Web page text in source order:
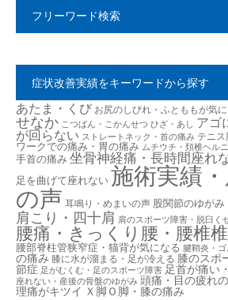
フリーワード検索
症状改善実績をキーワードから探す
あたま・くび お尻のしびれ・ふとももが気
せなか こつばん・こかんせつ ひざ・あし アゴ
が回らない ストレートネック・首の痛み テニ
ワークでの痛み・胃の痛み ムチウチ・頚椎ヘル
手首の痛み坐骨神経痛・長時間座れ
足を曲げて座れない施術実績
の声 耳鳴り・めまいの声 股関節のゆが
肩こり・四十肩 肩のスポーツ障害・脱臼く
腰痛・きっくり腰・腰椎
腰部脊柱管狭窄症・猫背が気になる 腱鞘炎・
の痛み 膝に水が溜まる・足が冷える 膝のスポ
節症 足がむくむ・足のスポーツ障害 足首が痛い
座れない・産後の骨盤のゆがみ 頭痛・目の疲れ
理痛がキツイ Ｘ脚Ｏ脚・膝の痛み